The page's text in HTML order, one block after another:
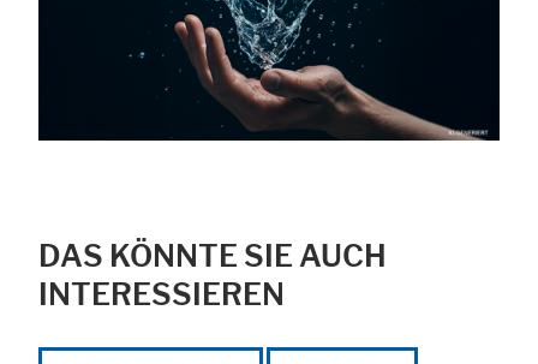
DAS KÖNNTE SIE AUCH
INTERESSIEREN